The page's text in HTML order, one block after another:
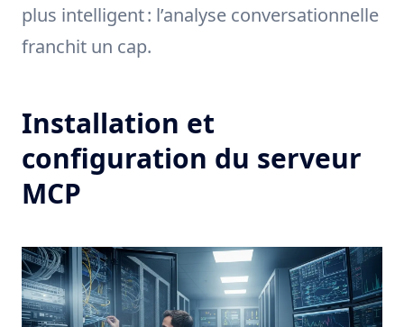
plus intelligent : l’analyse conversationnelle
franchit un cap.
Installation et
configuration du serveur
MCP